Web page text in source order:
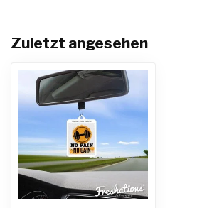
Zuletzt angesehen